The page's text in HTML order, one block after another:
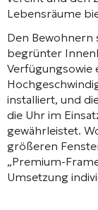
Lebensräume
Den Bewohnern
begrünter
Verfügungsowie
installiert, und
die Uhr im
gewährleistet.
größeren
„Premium-
Umsetzung